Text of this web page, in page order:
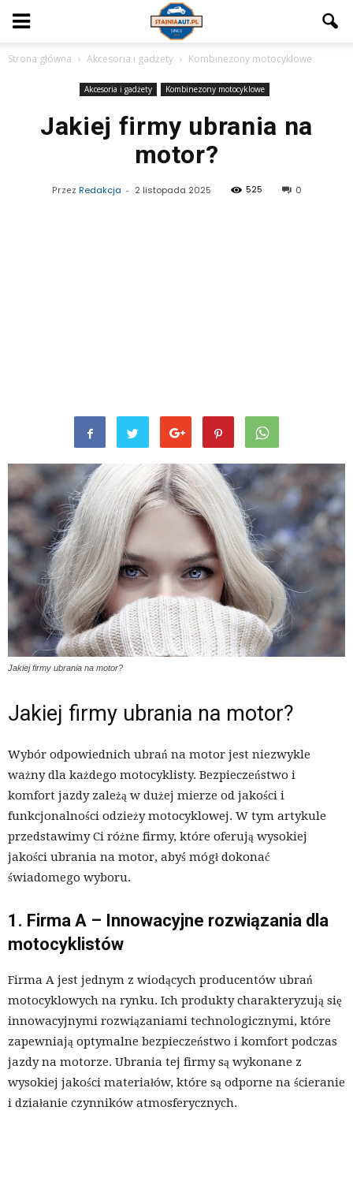
Strona główna Akcesoria i gadżety Kombinezony motocyklowe
Akcesoria i gadżety Kombinezony motocyklowe
Jakiej firmy ubrania na
motor?
Przez Redakcja - 2 listopada 2025 525 0
Jakiej firmy ubrania na motor?
Jakiej firmy ubrania na motor?
Wybór odpowiednich ubrań na motor jest niezwykle
ważny dla każdego motocyklisty. Bezpieczeństwo i
komfort jazdy zależą w dużej mierze od jakości i
funkcjonalności odzieży motocyklowej. W tym artykule
przedstawimy Ci różne firmy, które oferują wysokiej
jakości ubrania na motor, abyś mógł dokonać
świadomego wyboru.
1. Firma A – Innowacyjne rozwiązania dla
motocyklistów
Firma A jest jednym z wiodących producentów ubrań
motocyklowych na rynku. Ich produkty charakteryzują się
innowacyjnymi rozwiązaniami technologicznymi, które
zapewniają optymalne bezpieczeństwo i komfort podczas
jazdy na motorze. Ubrania tej firmy są wykonane z
wysokiej jakości materiałów, które są odporne na ścieranie
i działanie czynników atmosferycznych.